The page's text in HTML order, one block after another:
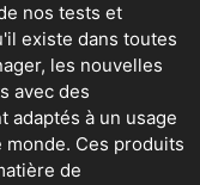
nos tests et
existe dans toutes
, les nouvelles
avec des
adaptés à un usage
Ces produits
de